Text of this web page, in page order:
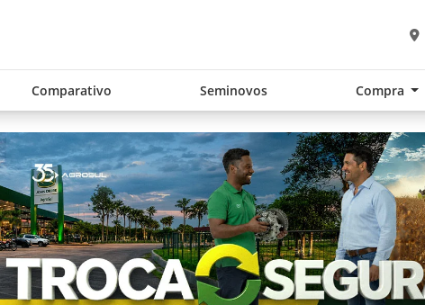
Comparativo Seminovos Compra